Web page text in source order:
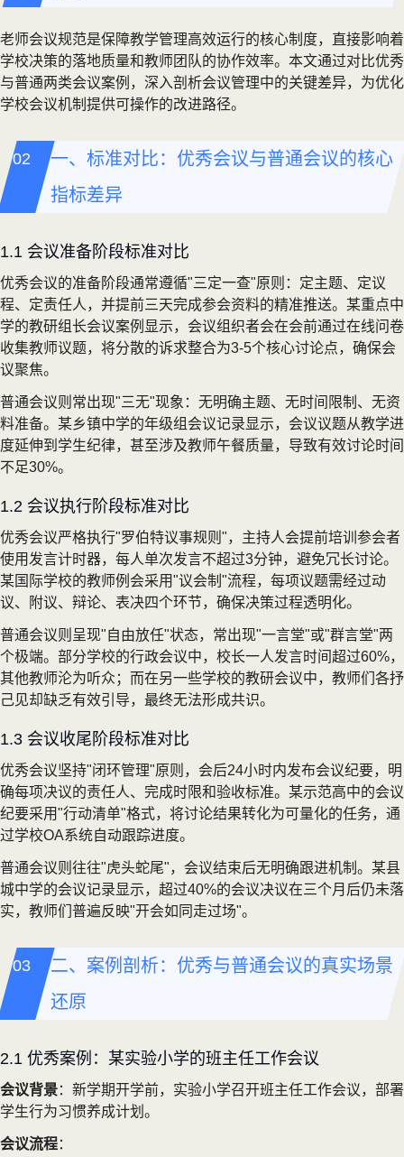
老师会议规范是保障教学管理高效运行的核心制度，直接影响着
学校决策的落地质量和教师团队的协作效率。本文通过对比优秀
与普通两类会议案例，深入剖析会议管理中的关键差异，为优化
学校会议机制提供可操作的改进路径。
一、标准对比：优秀会议与普通会议的核心
指标差异
1.1 会议准备阶段标准对比
优秀会议的准备阶段通常遵循"三定一查"原则：定主题、定议
程、定责任人，并提前三天完成参会资料的精准推送。某重点中
学的教研组长会议案例显示，会议组织者会在会前通过在线问卷
收集教师议题，将分散的诉求整合为3-5个核心讨论点，确保会
议聚焦。
普通会议则常出现"三无"现象：无明确主题、无时间限制、无资
料准备。某乡镇中学的年级组会议记录显示，会议议题从教学进
度延伸到学生纪律，甚至涉及教师午餐质量，导致有效讨论时间
不足30%。
1.2 会议执行阶段标准对比
优秀会议严格执行"罗伯特议事规则"，主持人会提前培训参会者
使用发言计时器，每人单次发言不超过3分钟，避免冗长讨论。
某国际学校的教师例会采用"议会制"流程，每项议题需经过动
议、附议、辩论、表决四个环节，确保决策过程透明化。
普通会议则呈现"自由放任"状态，常出现"一言堂"或"群言堂"两
个极端。部分学校的行政会议中，校长一人发言时间超过60%，
其他教师沦为听众；而在另一些学校的教研会议中，教师们各抒
己见却缺乏有效引导，最终无法形成共识。
1.3 会议收尾阶段标准对比
优秀会议坚持"闭环管理"原则，会后24小时内发布会议纪要，明
确每项决议的责任人、完成时限和验收标准。某示范高中的会议
纪要采用"行动清单"格式，将讨论结果转化为可量化的任务，通
过学校OA系统自动跟踪进度。
普通会议则往往"虎头蛇尾"，会议结束后无明确跟进机制。某县
城中学的会议记录显示，超过40%的会议决议在三个月后仍未落
实，教师们普遍反映"开会如同走过场"。
二、案例剖析：优秀与普通会议的真实场景
还原
2.1 优秀案例：某实验小学的班主任工作会议
会议背景：新学期开学前，实验小学召开班主任工作会议，部署
学生行为习惯养成计划。
会议流程：